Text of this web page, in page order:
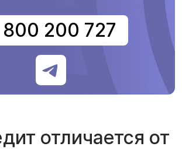
200 727
отличается от